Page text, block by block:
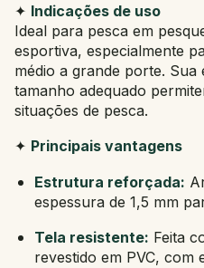
✦ Indicações de uso
Ideal para pesca em
esportiva, especialmente
médio a grande porte.
tamanho adequado
situações de pesca.
✦ Principais vantagens
Estrutura reforçada:
espessura de 1,5 mm
Tela resistente: Feita
revestido em PVC, com